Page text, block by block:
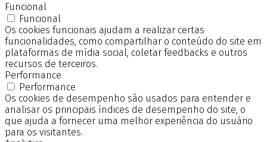
Funcional
Funcional
Os cookies funcionais ajudam a realizar certas
funcionalidades, como compartilhar o conteúdo do site em
plataformas de mídia social, coletar feedbacks e outros
recursos de terceiros.
Performance
Performance
Os cookies de desempenho são usados para entender e
analisar os principais índices de desempenho do site, o
que ajuda a fornecer uma melhor experiência do usuário
para os visitantes.